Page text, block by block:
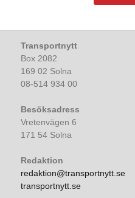
Transportnytt
Box 2082
169 02 Solna
08-514 934 00
Besöksadress
Vretenvägen 6
171 54 Solna
Redaktion
redaktion@transportnytt.se
transportnytt.se